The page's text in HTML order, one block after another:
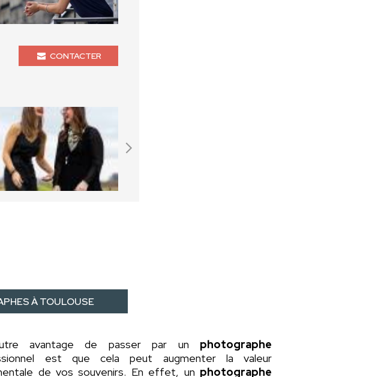
CONTACTER
À TOULOUSE
avantage de passer par un photographe
est que cela peut augmenter la valeur
de vos souvenirs. En effet, un photographe